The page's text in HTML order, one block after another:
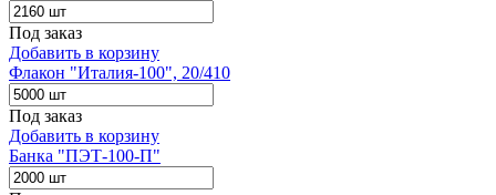
Под заказ
Добавить в корзину
Флакон "Италия-100", 20/410
Под заказ
Добавить в корзину
Банка "ПЭТ-100-П"